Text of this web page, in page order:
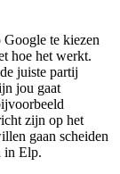
te kiezen
hoe het werkt.
juiste partij
jou gaat
zijn op het
gaan scheiden
in Elp.